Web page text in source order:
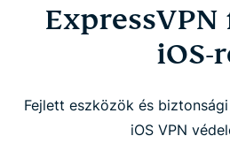
iOS-
Fejlett eszközök és
iOS VPN